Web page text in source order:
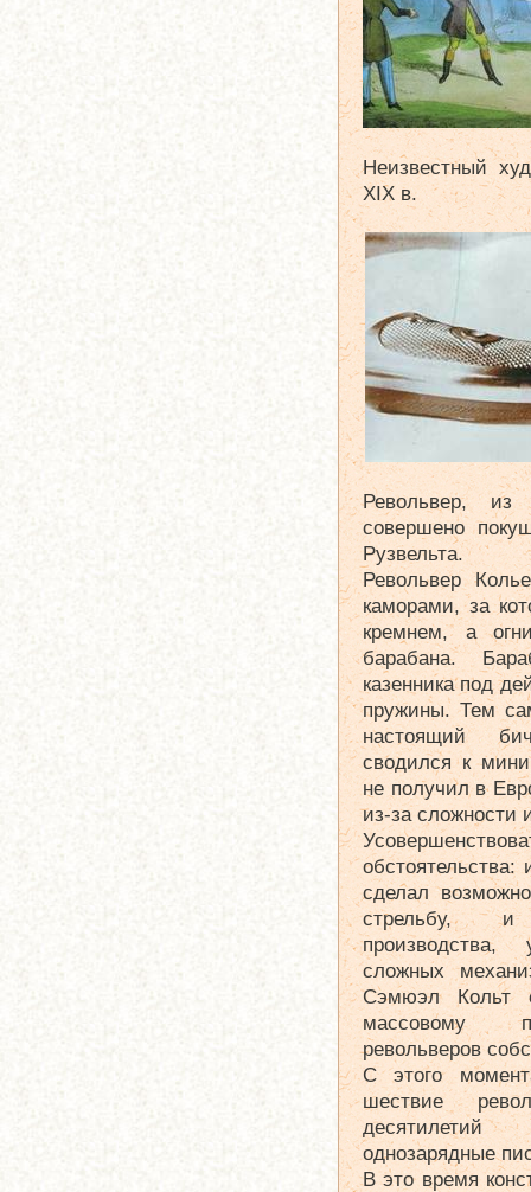
Неизвестный
XIX в.
Револьвер,
совершено
Рузвельта.
Револьвер
каморами, за
кремнем, а
барабана.
казенника под
пружины. Тем
настоящий
сводился к
не получил в
из-за сложности
обстоятельства:
сделал
стрельбу, и
производства,
сложных
Сэмюэл Кольт
массовому
револьверов
С этого
шествие
десятилетий
однозарядные
В это время